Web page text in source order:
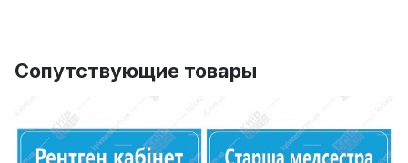
Сопутствующие товары